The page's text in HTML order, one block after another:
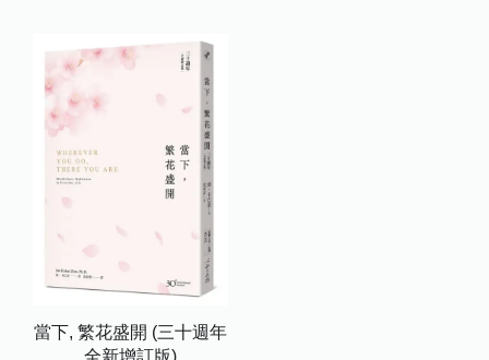
當下, 繁花盛開 (三十週年
全新增訂版)